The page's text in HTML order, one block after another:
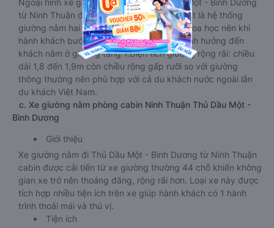
Ngoại hình xe giường nằm vip đi Thủ Dầu Một - Bình Dương
từ Ninh Thuận đẹp, sáng bóng. Nổi bật nhất là hệ thống
giường nằm hai tầng được thiết kế so le, khoa học nên khi
hành khách bước lên tầng hai không làm ảnh hưởng đến
khách nằm ở giường tầng 1.Diện tích giường rộng rãi: chiều
dài 1,8 đến 1,9m còn chiều rộng gấp rưỡi so với giường
thông thường nên phù hợp với cả du khách nước ngoài lẫn
du khách Việt Nam.
c. Xe giường nằm phòng cabin Ninh Thuận Thủ Dầu Một -
Bình Dương
Giới thiệu
Xe giường nằm đi Thủ Dầu Một - Bình Dương từ Ninh Thuận
cabin được cải tiến từ xe giường thường 44 chỗ khiến không
gian xe trở nên thoáng đãng, rộng rãi hơn. Loại xe này được
tích hợp nhiều tiện ích trên xe giúp hành khách có 1 hành
trình thoải mái và thú vị.
Tiện ích